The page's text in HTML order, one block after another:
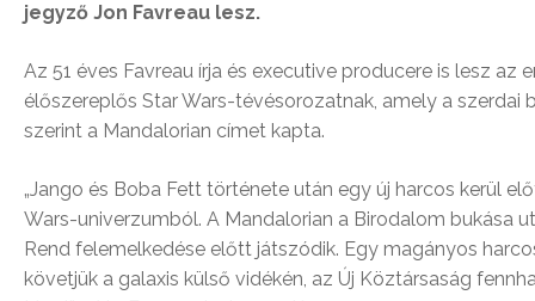
jegyző Jon Favreau lesz.
Az 51 éves Favreau írja és executive producere is lesz az
élőszereplős Star Wars-tévésorozatnak, amely a szerdai
szerint a Mandalorian címet kapta.
„Jango és Boba Fett története után egy új harcos kerül
Wars-univerzumból. A Mandalorian a Birodalom bukása
Rend felemelkedése előtt játszódik. Egy magányos
követjük a galaxis külső vidékén, az Új Köztársaság